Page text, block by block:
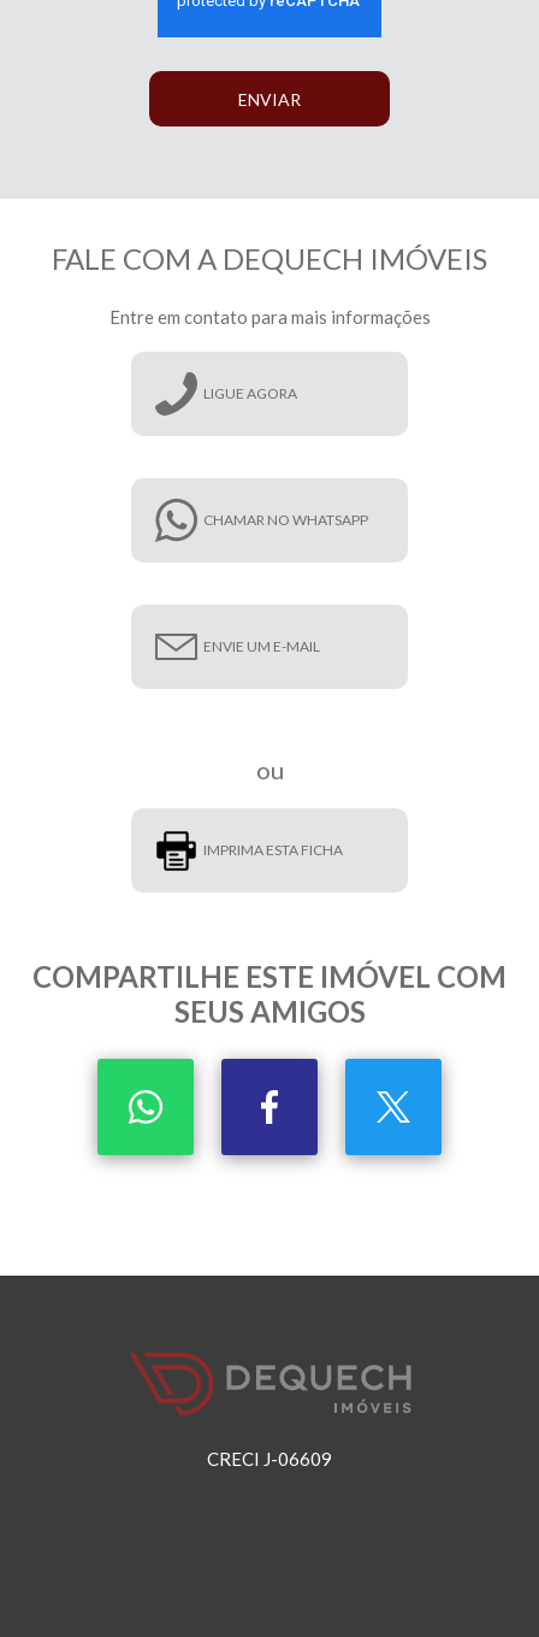
ENVIAR
FALE COM A DEQUECH IMÓVEIS
Entre em contato para mais informações
LIGUE AGORA
CHAMAR NO WHATSAPP
ENVIE UM E-MAIL
ou
IMPRIMA ESTA FICHA
COMPARTILHE ESTE IMÓVEL COM
SEUS AMIGOS
CRECI J-06609